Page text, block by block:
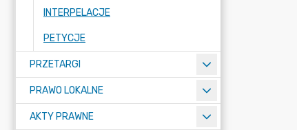
INTERPELACJE
PETYCJE
PRZETARGI
PRAWO LOKALNE
AKTY PRAWNE